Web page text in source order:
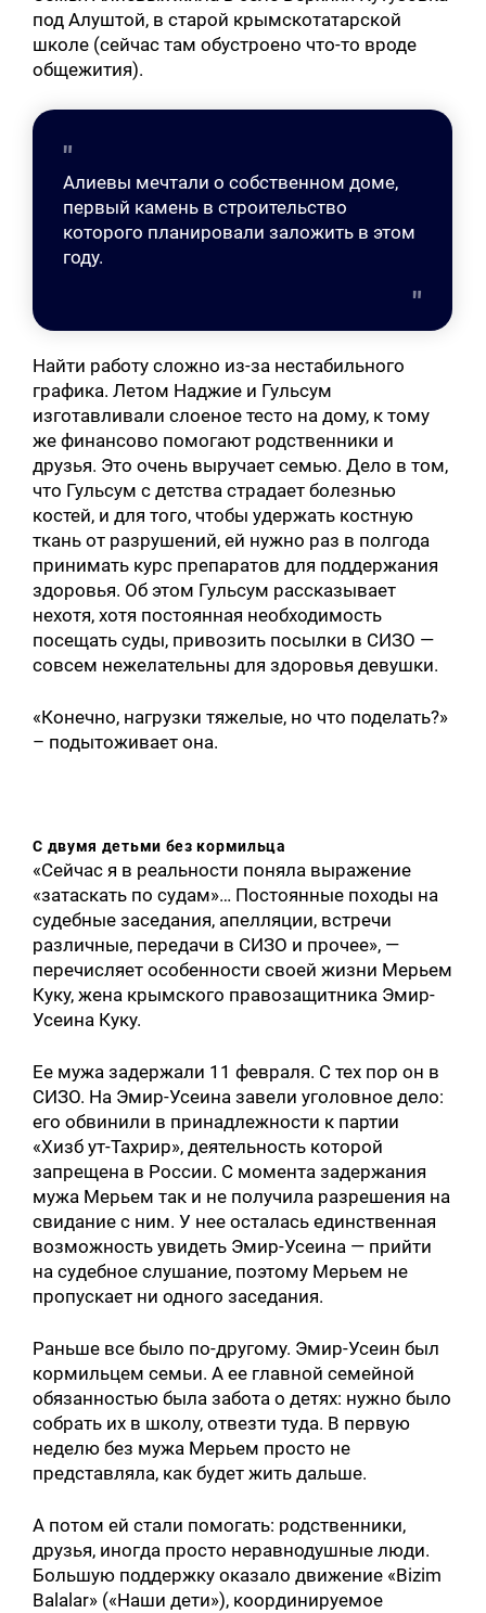
под Алуштой, в старой крымскотатарской
школе (сейчас там обустроено что-то вроде
общежития).
Алиевы мечтали о собственном доме,
первый камень в строительство
которого планировали заложить в этом
году.
Найти работу сложно из-за нестабильного
графика. Летом Наджие и Гульсум
изготавливали слоеное тесто на дому, к тому
же финансово помогают родственники и
друзья. Это очень выручает семью. Дело в том,
что Гульсум с детства страдает болезнью
костей, и для того, чтобы удержать костную
ткань от разрушений, ей нужно раз в полгода
принимать курс препаратов для поддержания
здоровья. Об этом Гульсум рассказывает
нехотя, хотя постоянная необходимость
посещать суды, привозить посылки в СИЗО —
совсем нежелательны для здоровья девушки.
«Конечно, нагрузки тяжелые, но что поделать?»
– подытоживает она.
С двумя детьми без кормильца
«Сейчас я в реальности поняла выражение
«затаскать по судам»… Постоянные походы на
судебные заседания, апелляции, встречи
различные, передачи в СИЗО и прочее», —
перечисляет особенности своей жизни Мерьем
Куку, жена крымского правозащитника Эмир-
Усеина Куку.
Ее мужа задержали 11 февраля. С тех пор он в
СИЗО. На Эмир-Усеина завели уголовное дело:
его обвинили в принадлежности к партии
«Хизб ут-Тахрир», деятельность которой
запрещена в России. С момента задержания
мужа Мерьем так и не получила разрешения на
свидание с ним. У нее осталась единственная
возможность увидеть Эмир-Усеина — прийти
на судебное слушание, поэтому Мерьем не
пропускает ни одного заседания.
Раньше все было по-другому. Эмир-Усеин был
кормильцем семьи. А ее главной семейной
обязанностью была забота о детях: нужно было
собрать их в школу, отвезти туда. В первую
неделю без мужа Мерьем просто не
представляла, как будет жить дальше.
А потом ей стали помогать: родственники,
друзья, иногда просто неравнодушные люди.
Большую поддержку оказало движение «Bizim
Balalar» («Наши дети»), координируемое